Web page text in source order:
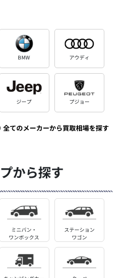
BMW アウディ
ジープ プジョー
全てのメーカーから買取相場を探す
から探す
ミニバン・
ワンボックス
ステーション
ワゴン